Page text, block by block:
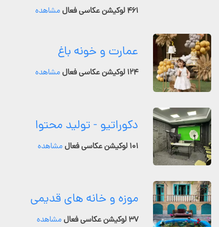
۴۶۱ لوکیشن عکاسی فعال مشاهده
عمارت و خونه باغ
۱۲۴ لوکیشن عکاسی فعال مشاهده
دکوراتیو - تولید محتوا
۱۰۱ لوکیشن عکاسی فعال مشاهده
موزه و خانه های قدیمی
۳۷ لوکیشن عکاسی فعال مشاهده